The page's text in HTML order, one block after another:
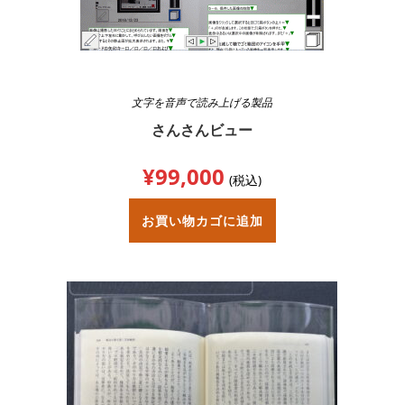
文字を音声で読み上げる製品
さんさんビュー
¥99,000 (税込)
お買い物カゴに追加